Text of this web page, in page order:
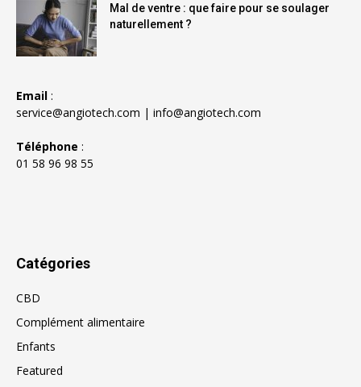
Mal de ventre : que faire pour se soulager
naturellement ?
Email :
service@angiotech.com | info@angiotech.com
Téléphone :
01 58 96 98 55
Catégories
CBD
Complément alimentaire
Enfants
Featured